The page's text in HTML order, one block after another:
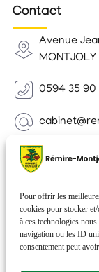
Pour offrir les
cookies pour stocker
à ces technologies
navigation ou les ID
consentement peut
Contact
Avenue
MONTJOLY
0594 35 90
Newsletter
nouvelles de